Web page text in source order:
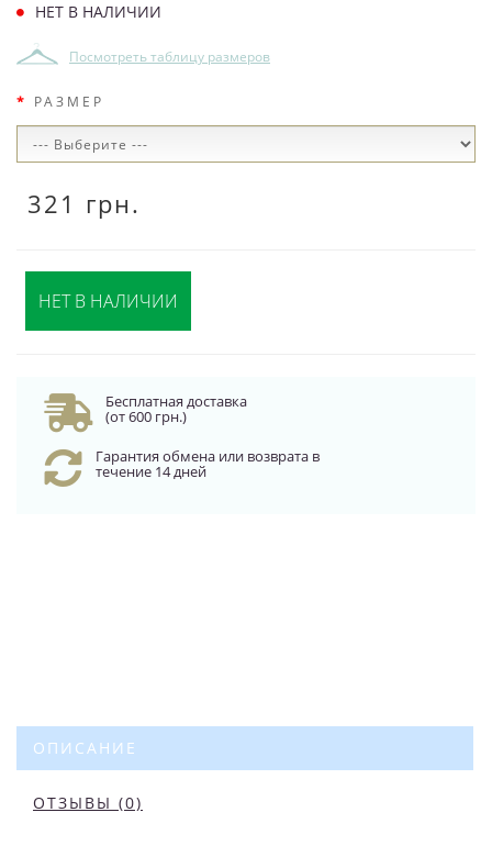
НЕТ В НАЛИЧИИ
Посмотреть таблицу размеров
РАЗМЕР
321 грн.
НЕТ В НАЛИЧИИ
Бесплатная доставка
(от 600 грн.)
Гарантия обмена или возврата в
течение 14 дней
ОПИСАНИЕ
ОТЗЫВЫ (0)